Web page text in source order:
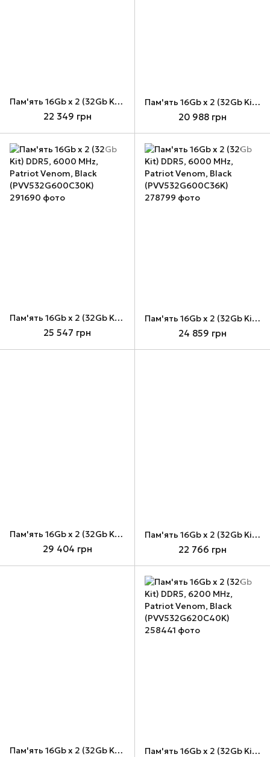
Пам'ять 16Gb x 2 (32Gb Kit) DDR5, 4800 MHz, Patriot, CL40, 1.1V (PSP532G4800KH1)
22 349 грн
Пам'ять 16Gb x 2 (32Gb Kit) DDR5, 5600 MHz, Patriot Venom, Black (PVV532G560C36K)
20 988 грн
Пам'ять 16Gb x 2 (32Gb Kit) DDR5, 6000 MHz, Patriot Venom, Black (PVV532G600C30K)
25 547 грн
Пам'ять 16Gb x 2 (32Gb Kit) DDR5, 6000 MHz, Patriot Venom, Black (PVV532G600C36K)
24 859 грн
Пам'ять 16Gb x 2 (32Gb Kit) DDR5, 6000 MHz, Patriot Viper Elite 5 Ultra, Black (VEU532G6028K)
29 404 грн
Пам'ять 16Gb x 2 (32Gb Kit) DDR5, 6000 MHz, Patriot Viper Elite 5 Ultra, Black (VEU532G6036K)
22 766 грн
Пам'ять 16Gb x 2 (32Gb Kit) DDR5, 6000 MHz, Patriot Viper Xtreme 5, Black/Red (PVX532G60C30K) Пам'ять 16Gb x 2 (32Gb Kit) DDR5, 6200 MHz, Patriot Venom, Black (PVV532G620C40K)